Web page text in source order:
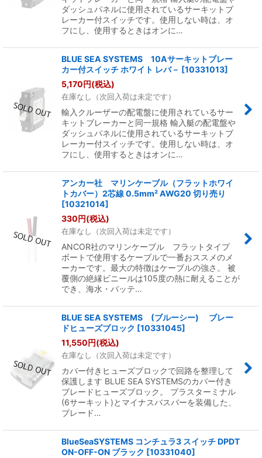
ダッシュパネルに使用されているサーキットブ
レーカー付スイッチです。使用しない時は、オ
フにし、使用するときはオンに…
BLUE SEA SYSTEMS 10Aサーキットブレー
カー付スイッチ ホワイト レバ－ [10331013]
5,170円(税込)
在庫なし（次回入荷は未定です）
輸入クルーザーの配電盤に使用されているサー
キットブレーカーと同一規格 輸入艇の配電盤や
ダッシュパネルに使用されているサーキットブ
レーカー付スイッチです。使用しない時は、オ
フにし、使用するときはオンに…
アンカー社 マリンケーブル（フラットホワイ
トカバー）2芯線 0.5mm² AWG20 切り売り
[10321014]
330円(税込)
在庫なし（次回入荷は未定です）
ANCOR社のマリンケーブル フラットタイプ
ボートで使用するケーブルで一番おススメのメ
ーカーです。最大の特徴はケーブルの強さ。 被
覆側の絶縁ビニールは105度の熱に耐えることが
でき、海水・バッテ…
BLUE SEA SYSTEMS (ブルーシー) ブレー
ドヒューズブロック [10331045]
11,550円(税込)
在庫なし（次回入荷は未定です）
カバー付きヒューズブロックで回路を整理して
保護します BLUE SEA SYSTEMSのカバー付き
ブレードヒューズブロック。 プラスターミナル
(6サーキット)とマイナスバスバーを装備した、
ブレード…
BlueSeaSYSTEMS コンチュラ3 スイッチ DPDT
ON-OFF-ON ブラック [10331040]